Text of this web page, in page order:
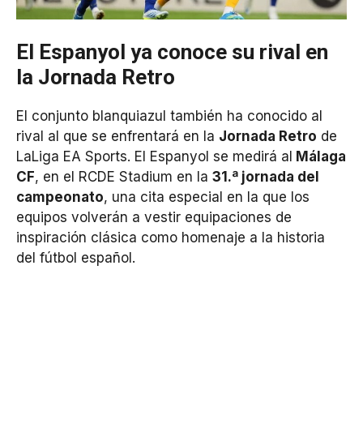
El Espanyol ya conoce su rival en
la Jornada Retro
El conjunto blanquiazul también ha conocido al
rival al que se enfrentará en la Jornada Retro de
LaLiga EA Sports. El Espanyol se medirá al Málaga
CF, en el RCDE Stadium en la 31.ª jornada del
campeonato, una cita especial en la que los
equipos volverán a vestir equipaciones de
inspiración clásica como homenaje a la historia
del fútbol español.